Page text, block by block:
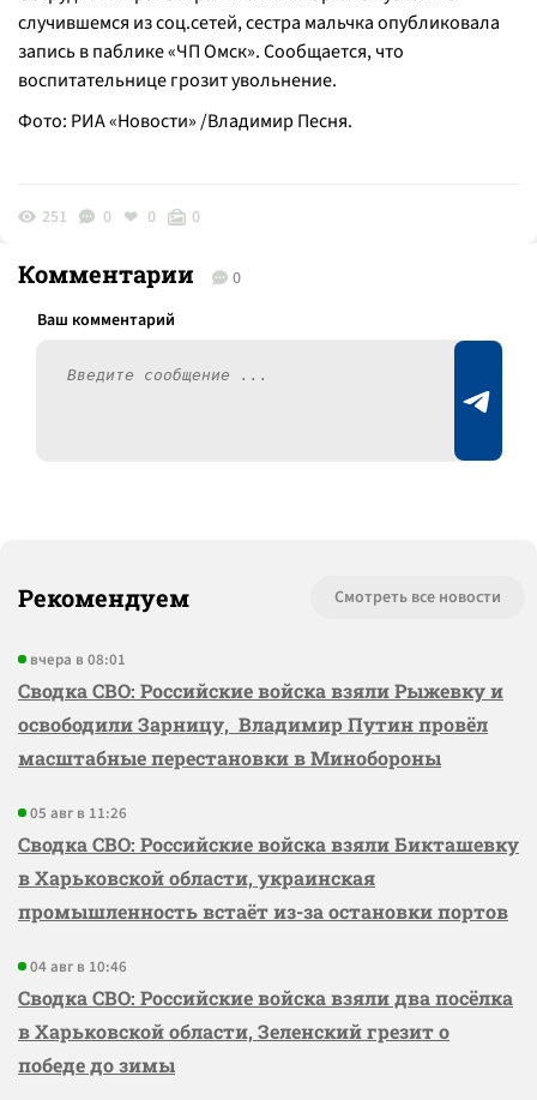
случившемся из соц.сетей, сестра мальчка опубликовала
запись в паблике «ЧП Омск». Сообщается, что
воспитательнице грозит увольнение.
Фото: РИА «Новости» /Владимир Песня.
251 0 0 0
Комментарии 0
Рекомендуем Смотреть все новости
вчера в 08:01
Сводка СВО: Российские войска взяли Рыжевку и
освободили Зарницу, Владимир Путин провёл
масштабные перестановки в Минобороны
05 авг в 11:26
Сводка СВО: Российские войска взяли Бикташевку
в Харьковской области, украинская
промышленность встаёт из-за остановки портов
04 авг в 10:46
Сводка СВО: Российские войска взяли два посёлка
в Харьковской области, Зеленский грезит о
победе до зимы